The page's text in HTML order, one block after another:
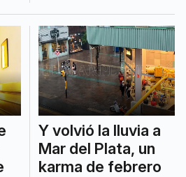
Y volvió la lluvia a
Mar del Plata, un
karma de febrero